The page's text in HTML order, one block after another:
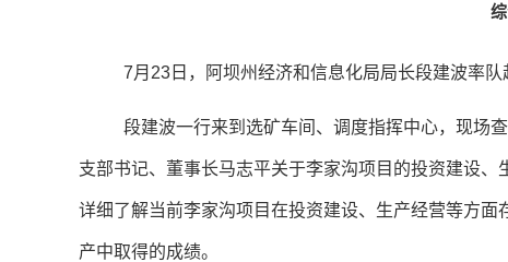
7月23日，阿坝州经济和信息化局局长段建波率队
段建波一行来到选矿车间、调度指挥中心，现场
支部书记、董事长马志平关于李家沟项目的投资建设、
详细了解当前李家沟项目在投资建设、生产经营等方
产中取得的成绩。